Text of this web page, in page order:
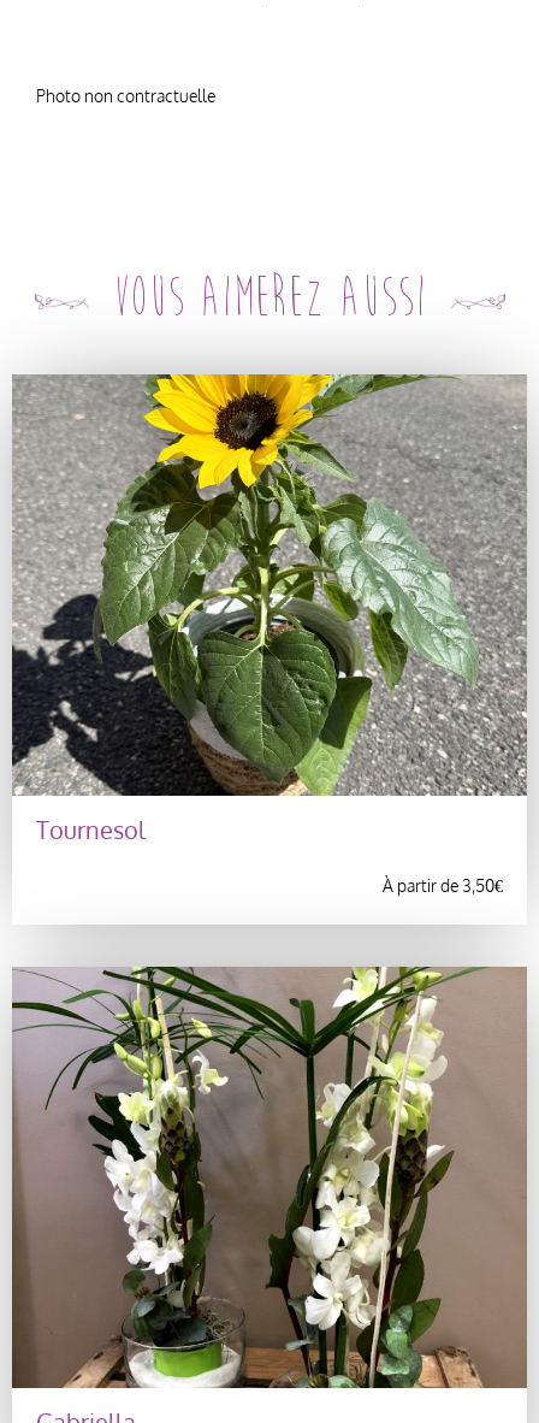
Photo non contractuelle
Vous aimerez aussi
Tournesol
À partir de 3,50€